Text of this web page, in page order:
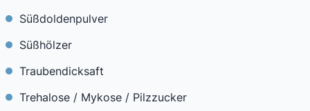
Süßdoldenpulver
Süßhölzer
Traubendicksaft
Trehalose / Mykose / Pilzzucker